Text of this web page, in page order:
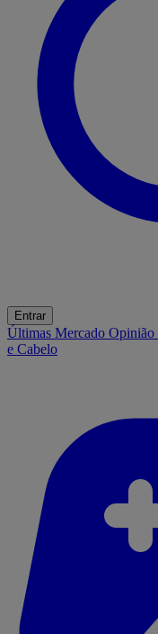
Entrar
Últimas Mercado Opinião
e Cabelo